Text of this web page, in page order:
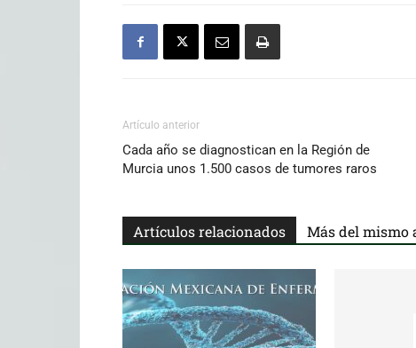
Artículo anterior
Cada año se diagnostican en la Región de
Murcia unos 1.500 casos de tumores raros
Artículos relacionados Más del mismo